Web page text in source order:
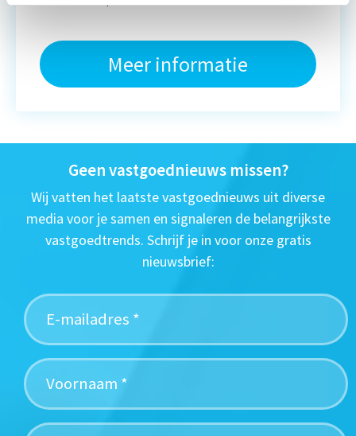
Meer informatie
Geen vastgoednieuws missen?
Wij vatten het laatste vastgoednieuws uit diverse
media voor je samen en signaleren de belangrijkste
vastgoedtrends. Schrijf je in voor onze gratis
nieuwsbrief: